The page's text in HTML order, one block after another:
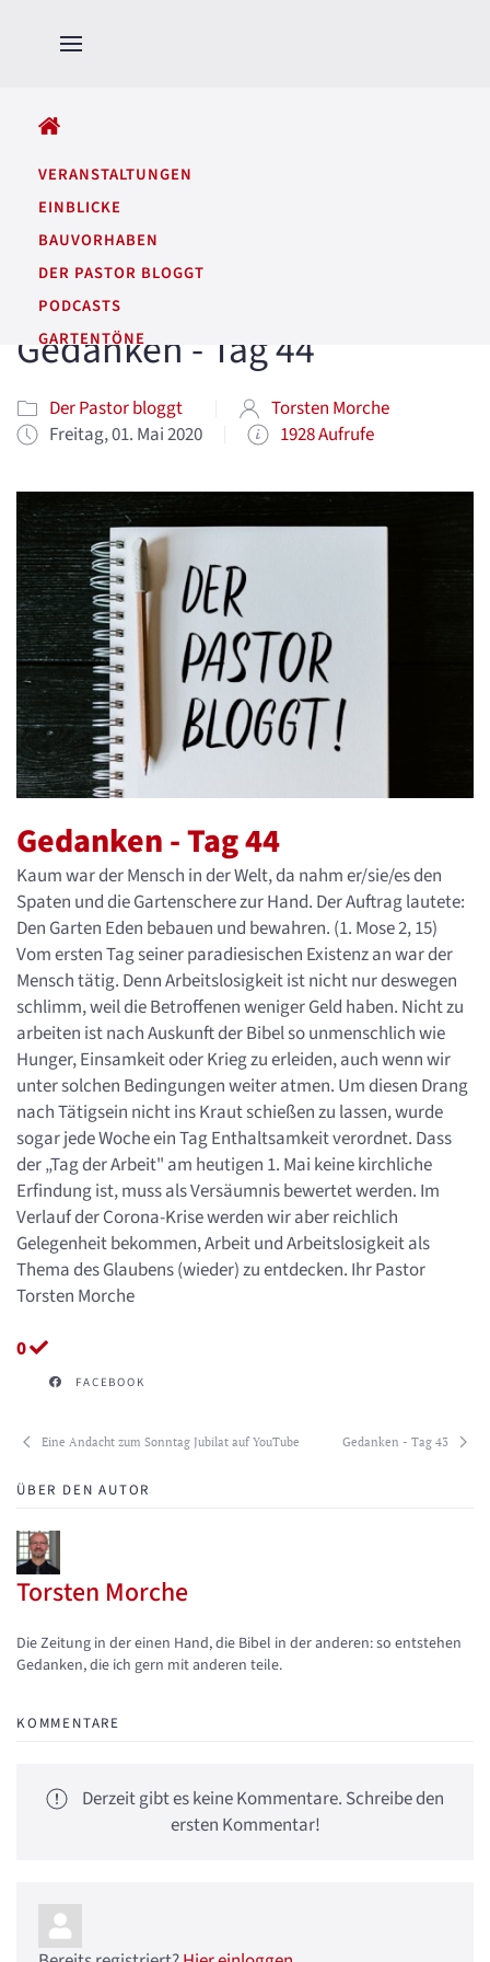
VERANSTALTUNGEN
EINBLICKE
BAUVORHABEN
DER PASTOR BLOGGT
PODCASTS
GARTENTÖNE
Gedanken - Tag 44
Der Pastor bloggt
Torsten Morche
Freitag, 01. Mai 2020
1928 Aufrufe
Gedanken - Tag 44
Kaum war der Mensch in der Welt, da nahm er/sie/es den
Spaten und die Gartenschere zur Hand. Der Auftrag lautete:
Den Garten Eden bebauen und bewahren. (1. Mose 2, 15)
Vom ersten Tag seiner paradiesischen Existenz an war der
Mensch tätig. Denn Arbeitslosigkeit ist nicht nur deswegen
schlimm, weil die Betroffenen weniger Geld haben. Nicht zu
arbeiten ist nach Auskunft der Bibel so unmenschlich wie
Hunger, Einsamkeit oder Krieg zu erleiden, auch wenn wir
unter solchen Bedingungen weiter atmen. Um diesen Drang
nach Tätigsein nicht ins Kraut schießen zu lassen, wurde
sogar jede Woche ein Tag Enthaltsamkeit verordnet. Dass
der „Tag der Arbeit" am heutigen 1. Mai keine kirchliche
Erfindung ist, muss als Versäumnis bewertet werden. Im
Verlauf der Corona-Krise werden wir aber reichlich
Gelegenheit bekommen, Arbeit und Arbeitslosigkeit als
Thema des Glaubens (wieder) zu entdecken. Ihr Pastor
Torsten Morche
0
FACEBOOK
Eine Andacht zum Sonntag Jubilat auf YouTube Gedanken - Tag 43
ÜBER DEN AUTOR
Torsten Morche
Updates abonnieren
Abo von Updates dieses Autors beenden
Die Zeitung in der einen Hand, die Bibel in der anderen: so entstehen
Gedanken, die ich gern mit anderen teile.
KOMMENTARE
Derzeit gibt es keine Kommentare. Schreibe den
ersten Kommentar!